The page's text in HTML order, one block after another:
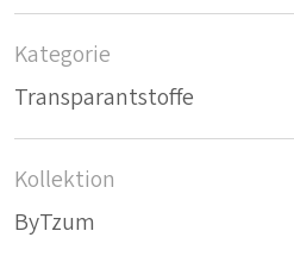
Kategorie
Transparantstoffe
Kollektion
ByTzum